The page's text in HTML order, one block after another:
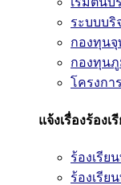
ระบบบริ
กองทุน
กองทุนภู
โครงกา
แจ้งเรื่องร้องเ
ร้องเรีย
ร้องเรีย